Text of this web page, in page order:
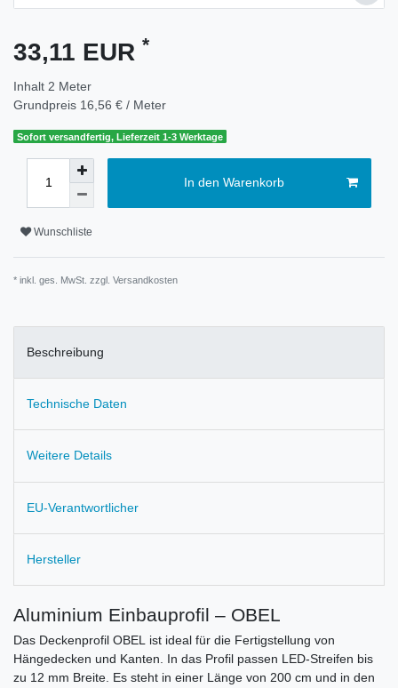
33,11 EUR *
Inhalt 2 Meter
Grundpreis 16,56 € / Meter
Sofort versandfertig, Lieferzeit 1-3 Werktage
In den Warenkorb
Wunschliste
* inkl. ges. MwSt. zzgl. Versandkosten
Beschreibung
Technische Daten
Weitere Details
EU-Verantwortlicher
Hersteller
Aluminium Einbauprofil – OBEL
Das Deckenprofil OBEL ist ideal für die Fertigstellung von
Hängedecken und Kanten. In das Profil passen LED-Streifen bis
zu 12 mm Breite. Es steht in einer Länge von 200 cm und in den